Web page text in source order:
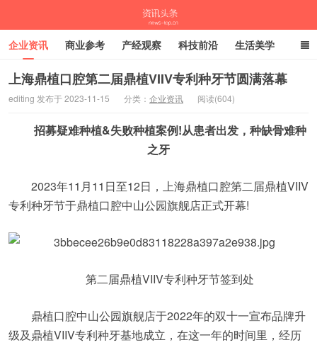
企业资讯 商业参考 产经观察 科技前沿 生活美学
时尚潮流 母婴亲子 专栏
上海鼎植口腔第二届鼎植VIIV专利种牙节圆满落幕
editing 发布于 2023-11-15 分类： 企业资讯 阅读(604)
招募疑难种植&失败种植案例!从患者出发，种缺骨难种
之牙
2023年11月11日至12日，上海鼎植口腔第二届鼎植VIIV
专利种牙节于鼎植口腔中山公园旗舰店正式开幕!
第二届鼎植VIIV专利种牙节签到处
鼎植口腔中山公园旗舰店于2022年的双十一宣布品牌升
级及鼎植VIIV专利种牙基地成立，在这一年的时间里，经历